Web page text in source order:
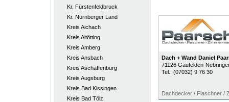
Kr. Fürstenfeldbruck
Kr. Nürnberger Land
Kreis Aichach
Kreis Altötting
Kreis Amberg
Kreis Ansbach
Kreis Aschaffenburg
Kreis Augsburg
Kreis Bad Kissingen
Kreis Bad Tölz
Dach + Wand Daniel
71126 Gäufelden-
Tel.: (07032) 9 76 30
Dachdecker / Flaschner /